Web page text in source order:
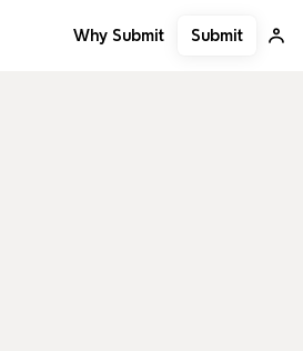
Why Submit Submit